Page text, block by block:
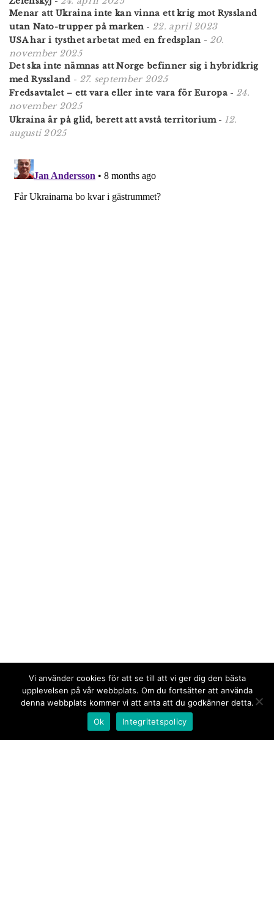
Menar att Ukraina inte kan vinna ett krig mot Ryssland
utan Nato-trupper på marken - 22. april 2023
USA har i tysthet arbetat med en fredsplan - 20.
november 2025
Det ska inte nämnas att Norge befinner sig i hybridkrig
med Ryssland - 27. september 2025
Fredsavtalet – ett vara eller inte vara för Europa - 24.
november 2025
Ukraina är på glid, berett att avstå territorium- 12.
augusti 2025
Vi använder cookies för att se till att vi ger dig den bästa
upplevelsen på vår webbplats. Om du fortsätter att använda
denna webbplats kommer vi att anta att du godkänner detta.
Ok
Integritetspolicy